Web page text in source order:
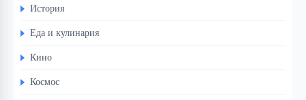
История
Еда и кулинария
Кино
Космос